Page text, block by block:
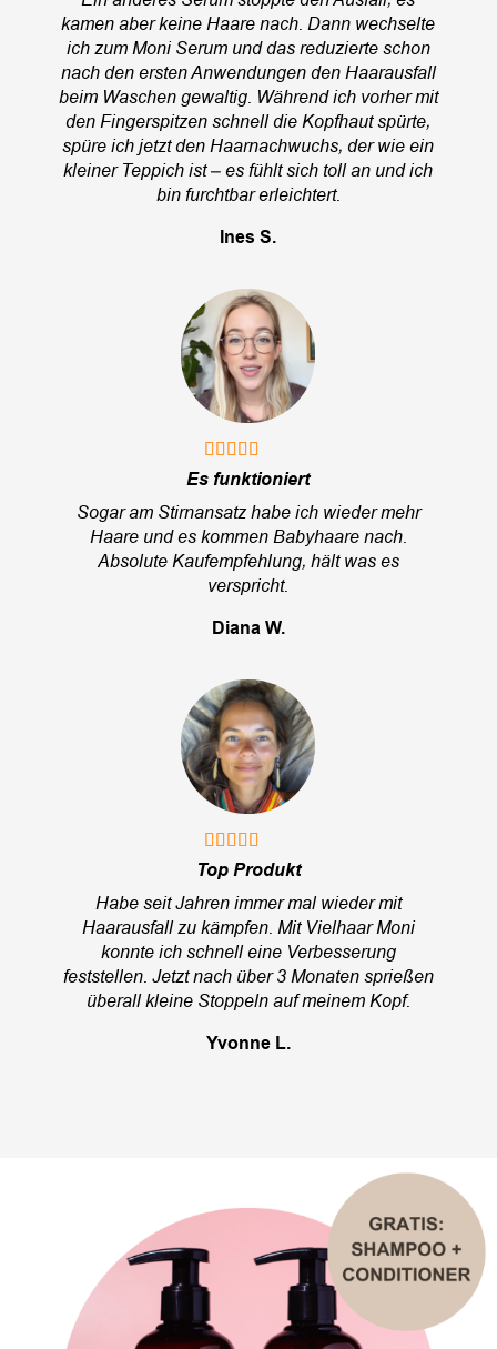
kamen aber keine Haare nach. Dann wechselte
ich zum Moni Serum und das reduzierte schon
nach den ersten Anwendungen den Haarausfall
beim Waschen gewaltig. Während ich vorher mit
den Fingerspitzen schnell die Kopfhaut spürte,
spüre ich jetzt den Haarnachwuchs, der wie ein
kleiner Teppich ist – es fühlt sich toll an und ich
bin furchtbar erleichtert.
Ines S.
Es funktioniert
Sogar am Stirnansatz habe ich wieder mehr
Haare und es kommen Babyhaare nach.
Absolute Kaufempfehlung, hält was es
verspricht.
Diana W.
Top Produkt
Habe seit Jahren immer mal wieder mit
Haarausfall zu kämpfen. Mit Vielhaar Moni
konnte ich schnell eine Verbesserung
feststellen. Jetzt nach über 3 Monaten sprießen
überall kleine Stoppeln auf meinem Kopf.
Yvonne L.